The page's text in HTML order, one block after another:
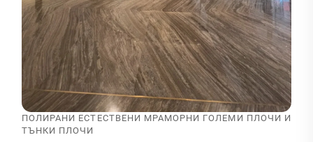
ПОЛИРАНИ ЕСТЕСТВЕНИ МРАМОРНИ ГОЛЕМИ ПЛОЧИ И
ТЪНКИ ПЛОЧИ